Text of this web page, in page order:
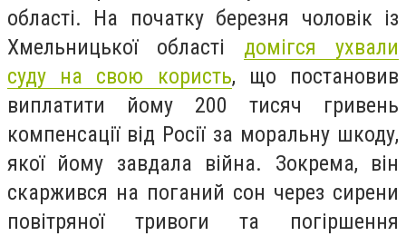
області. На початку березня чоловік із
Хмельницької області домігся ухвали
суду на свою користь, що постановив
виплатити йому 200 тисяч гривень
компенсації від Росії за моральну шкоду,
якої йому завдала війна. Зокрема, він
скаржився на поганий сон через сирени
повітряної тривоги та погіршення